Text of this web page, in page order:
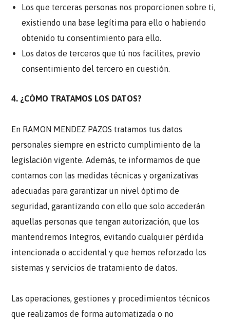
Los que terceras personas nos proporcionen sobre ti,
existiendo una base legítima para ello o habiendo
obtenido tu consentimiento para ello.
Los datos de terceros que tú nos facilites, previo
consentimiento del tercero en cuestión.
4. ¿CÓMO TRATAMOS LOS DATOS?
En RAMON MENDEZ PAZOS tratamos tus datos
personales siempre en estricto cumplimiento de la
legislación vigente. Además, te informamos de que
contamos con las medidas técnicas y organizativas
adecuadas para garantizar un nivel óptimo de
seguridad, garantizando con ello que solo accederán
aquellas personas que tengan autorización, que los
mantendremos íntegros, evitando cualquier pérdida
intencionada o accidental y que hemos reforzado los
sistemas y servicios de tratamiento de datos.
Las operaciones, gestiones y procedimientos técnicos
que realizamos de forma automatizada o no